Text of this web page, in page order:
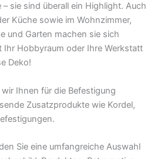
– sie sind überall ein Highlight. Auch
Küche sowie im Wohnzimmer,
und Garten machen sie sich
Ihr Hobbyraum oder Ihre Werkstatt
Deko!
Ihnen für die Befestigung
Zusatzprodukte wie Kordel,
Sie eine umfangreiche Auswahl